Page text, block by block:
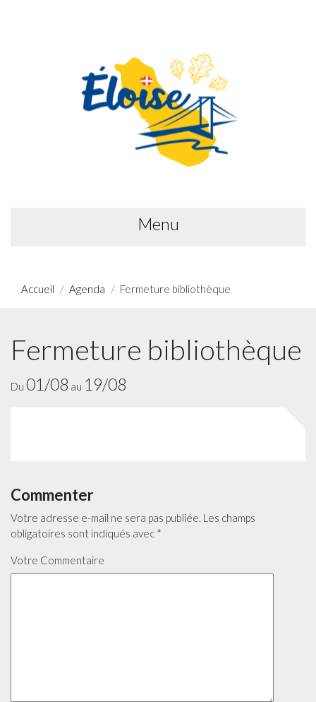
Menu
Accueil Agenda Fermeture bibliothèque
Fermeture bibliothèque
Du 01/08 au 19/08
Commenter
Votre adresse e-mail ne sera pas publiée. Les champs
obligatoires sont indiqués avec *
Votre Commentaire